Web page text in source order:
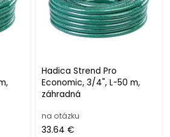
Hadica Strend Pro
Economic, 3/4", L-50 m,
záhradná
na otázku
33.64 €